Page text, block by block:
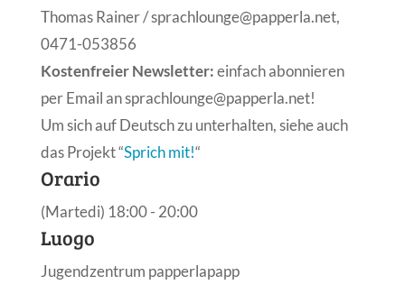
Thomas Rainer / sprachlounge@papperla.net,
0471-053856
Kostenfreier Newsletter:einfach abonnieren
per Email an sprachlounge@papperla.net!
Um sich auf Deutsch zu unterhalten, siehe auch
das Projekt “Sprich mit!“
Orario
(Martedi) 18:00 - 20:00
Luogo
Jugendzentrum papperlapapp